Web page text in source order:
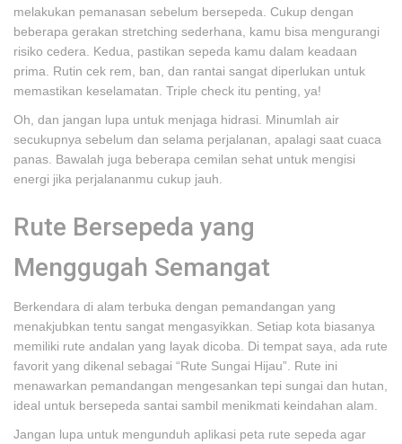
melakukan pemanasan sebelum bersepeda. Cukup dengan
beberapa gerakan stretching sederhana, kamu bisa mengurangi
risiko cedera. Kedua, pastikan sepeda kamu dalam keadaan
prima. Rutin cek rem, ban, dan rantai sangat diperlukan untuk
memastikan keselamatan. Triple check itu penting, ya!
Oh, dan jangan lupa untuk menjaga hidrasi. Minumlah air
secukupnya sebelum dan selama perjalanan, apalagi saat cuaca
panas. Bawalah juga beberapa cemilan sehat untuk mengisi
energi jika perjalananmu cukup jauh.
Rute Bersepeda yang
Menggugah Semangat
Berkendara di alam terbuka dengan pemandangan yang
menakjubkan tentu sangat mengasyikkan. Setiap kota biasanya
memiliki rute andalan yang layak dicoba. Di tempat saya, ada rute
favorit yang dikenal sebagai “Rute Sungai Hijau”. Rute ini
menawarkan pemandangan mengesankan tepi sungai dan hutan,
ideal untuk bersepeda santai sambil menikmati keindahan alam.
Jangan lupa untuk mengunduh aplikasi peta rute sepeda agar